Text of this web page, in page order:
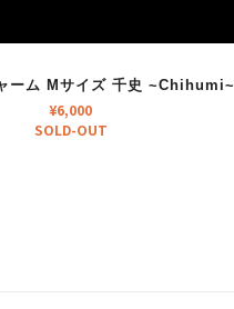
ーム Mサイズ 千史 ~Chihumi~
¥6,000
SOLD-OUT